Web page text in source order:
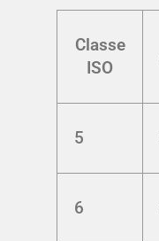
Classe
ISO
5
6